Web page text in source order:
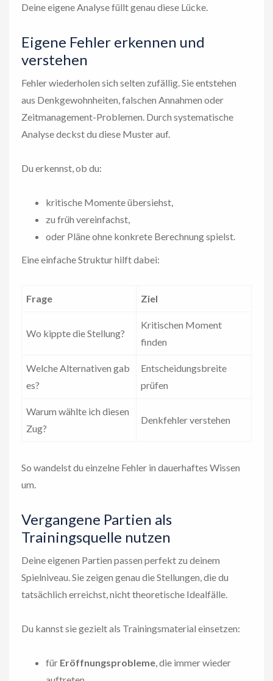
Deine eigene Analyse füllt genau diese Lücke.
Eigene Fehler erkennen und
verstehen
Fehler wiederholen sich selten zufällig. Sie entstehen
aus Denkgewohnheiten, falschen Annahmen oder
Zeitmanagement-Problemen. Durch systematische
Analyse deckst du diese Muster auf.
Du erkennst, ob du:
kritische Momente übersiehst,
zu früh vereinfachst,
oder Pläne ohne konkrete Berechnung spielst.
Eine einfache Struktur hilft dabei:
Frage Ziel
Wo kippte die Stellung?
Kritischen Moment
finden
Welche Alternativen gab
es?
Entscheidungsbreite
prüfen
Warum wählte ich diesen
Zug?
Denkfehler verstehen
So wandelst du einzelne Fehler in dauerhaftes Wissen
um.
Vergangene Partien als
Trainingsquelle nutzen
Deine eigenen Partien passen perfekt zu deinem
Spielniveau. Sie zeigen genau die Stellungen, die du
tatsächlich erreichst, nicht theoretische Idealfälle.
Du kannst sie gezielt als Trainingsmaterial einsetzen:
für Eröffnungsprobleme, die immer wieder